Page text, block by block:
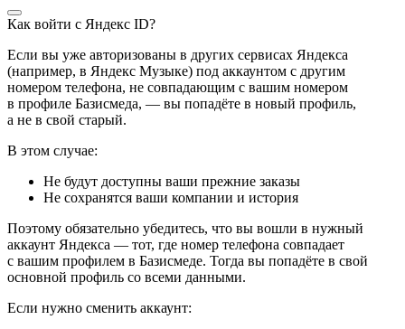
Как войти с Яндекс ID?
Если вы уже авторизованы в других сервисах Яндекса
(например, в Яндекс Музыке) под аккаунтом с другим
номером телефона, не совпадающим с вашим номером
в профиле Базисмеда, — вы попадёте в новый профиль,
а не в свой старый.
В этом случае:
Не будут доступны ваши прежние заказы
Не сохранятся ваши компании и история
Поэтому обязательно убедитесь, что вы вошли в нужный
аккаунт Яндекса — тот, где номер телефона совпадает
с вашим профилем в Базисмеде. Тогда вы попадёте в свой
основной профиль со всеми данными.
Если нужно сменить аккаунт: